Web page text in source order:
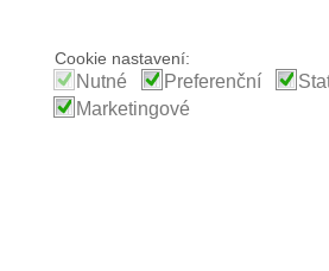
Cookie nastavení:
Nutné Preferenční
Marketingové